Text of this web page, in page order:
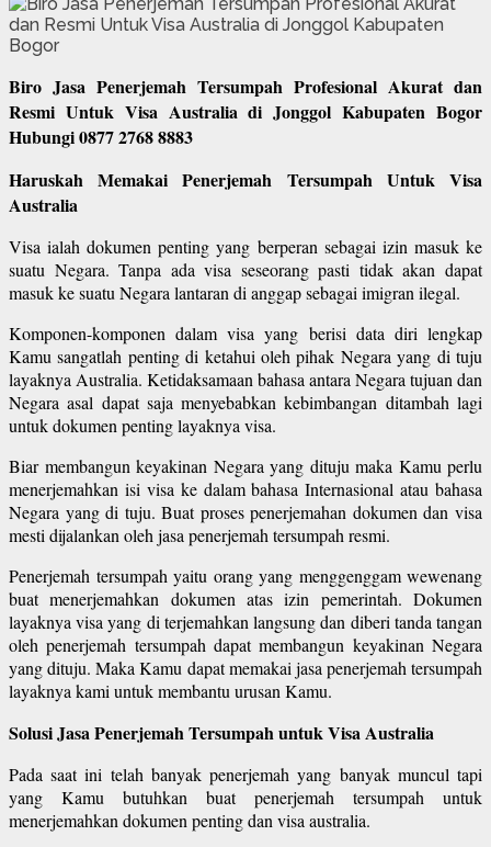
Biro Jasa Penerjemah Tersumpah Profesional Akurat dan
Resmi Untuk Visa Australia di Jonggol Kabupaten Bogor
Hubungi 0877 2768 8883
Haruskah Memakai Penerjemah Tersumpah Untuk Visa
Australia
Visa ialah dokumen penting yang berperan sebagai izin masuk ke
suatu Negara. Tanpa ada visa seseorang pasti tidak akan dapat
masuk ke suatu Negara lantaran di anggap sebagai imigran ilegal.
Komponen-komponen dalam visa yang berisi data diri lengkap
Kamu sangatlah penting di ketahui oleh pihak Negara yang di tuju
layaknya Australia. Ketidaksamaan bahasa antara Negara tujuan dan
Negara asal dapat saja menyebabkan kebimbangan ditambah lagi
untuk dokumen penting layaknya visa.
Biar membangun keyakinan Negara yang dituju maka Kamu perlu
menerjemahkan isi visa ke dalam bahasa Internasional atau bahasa
Negara yang di tuju. Buat proses penerjemahan dokumen dan visa
mesti dijalankan oleh jasa penerjemah tersumpah resmi.
Penerjemah tersumpah yaitu orang yang menggenggam wewenang
buat menerjemahkan dokumen atas izin pemerintah. Dokumen
layaknya visa yang di terjemahkan langsung dan diberi tanda tangan
oleh penerjemah tersumpah dapat membangun keyakinan Negara
yang dituju. Maka Kamu dapat memakai jasa penerjemah tersumpah
layaknya kami untuk membantu urusan Kamu.
Solusi Jasa Penerjemah Tersumpah untuk Visa Australia
Pada saat ini telah banyak penerjemah yang banyak muncul tapi
yang Kamu butuhkan buat penerjemah tersumpah untuk
menerjemahkan dokumen penting dan visa australia.